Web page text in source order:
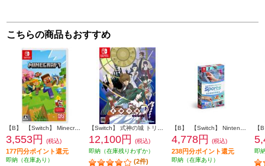
こちらの商品もおすすめ
【B】 【Switch】 Minecraft（マインクラフト）
3,553円 (税込)
177円分ポイント還元
即納（在庫あり）
12,100円
(税込)
即納（在庫残りわずか）
(2件)
4,778円 (税込)
238円分ポイント還元
即納（在庫あり）
即